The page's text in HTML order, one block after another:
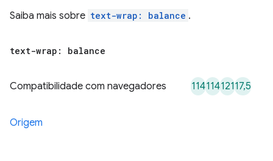
Saiba mais sobre text-wrap: balance .
text-wrap: balance
Compatibilidade com navegadores 11411412117,5
Origem